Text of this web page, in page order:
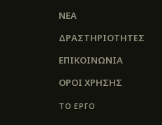
ΝΕΑ
ΔΡΑΣΤΗΡΙΟΤΗΤΕΣ
ΕΠΙΚΟΙΝΩΝΊΑ
ΌΡΟΙ ΧΡΉΣΗΣ
ΤΟ ΕΡΓΟ